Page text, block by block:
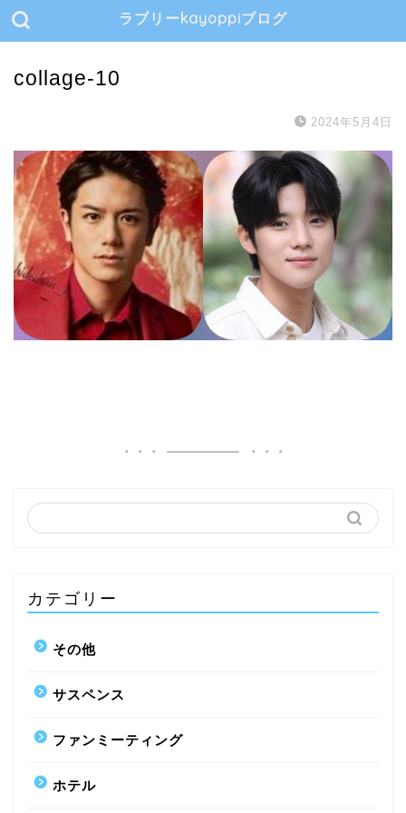
ラブリーkayoppiブログ
collage-10
2024年5月4日
カテゴリー
その他
サスペンス
ファンミーティング
ホテル